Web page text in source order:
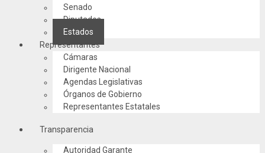
Senado
Diputados
Estados
Representantes
Cámaras
Dirigente Nacional
Agendas Legislativas
Órganos de Gobierno
Representantes Estatales
Transparencia
Autoridad Garante